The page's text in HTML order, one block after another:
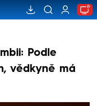
Podle
vědkyně má